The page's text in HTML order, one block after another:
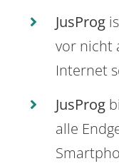
JusProg
vor nicht
Internet
JusProg
alle